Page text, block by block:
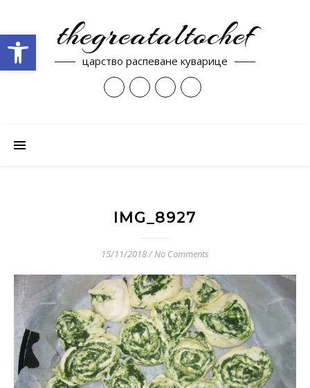
thegreataltochef
царство распеване куварице
IMG_8927
15/11/2018/No Comments
Open toolbar